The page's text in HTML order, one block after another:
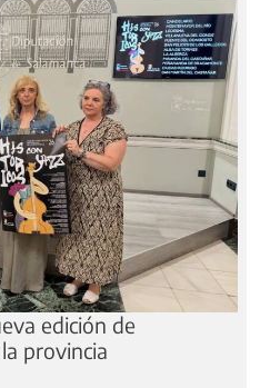
edición de
la provincia